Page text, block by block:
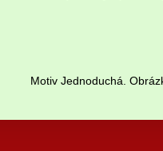
Motiv Jednoduchá.